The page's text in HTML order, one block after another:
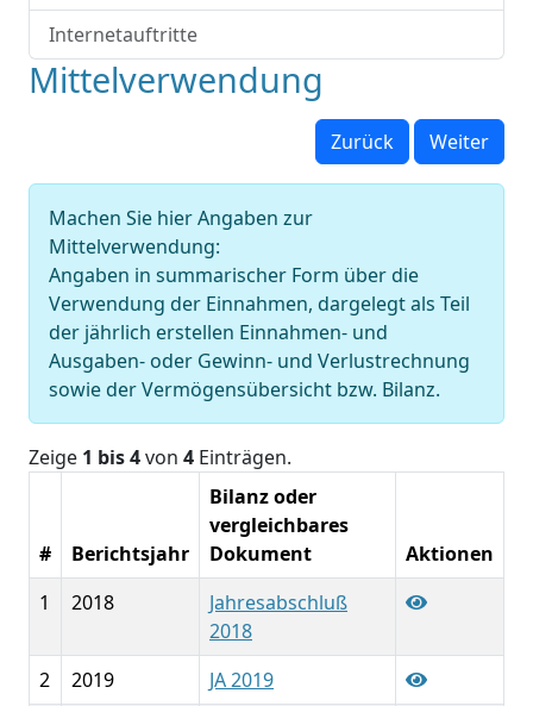
Internetauftritte
Mittelverwendung
Zurück Weiter
Machen Sie hier Angaben zur
Mittelverwendung:
Angaben in summarischer Form über die
Verwendung der Einnahmen, dargelegt als Teil
der jährlich erstellen Einnahmen- und
Ausgaben- oder Gewinn- und Verlustrechnung
sowie der Vermögensübersicht bzw. Bilanz.
Zeige 1 bis 4von 4 Einträgen.
# Berichtsjahr
Bilanz oder
vergleichbares
Dokument
Aktionen
1
2018
Jahresabschluß
2018
2
2019 JA 2019